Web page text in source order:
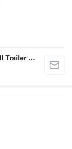
Schmitz Cargobull Danmark A/S - Cargobull Trailer Store